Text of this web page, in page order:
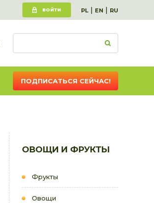
ВОЙТИ PL | EN | RU
ПОДПИСАТЬСЯ СЕЙЧАС!
ОВОЩИ И ФРУКТЫ
Фрукты
Овощи